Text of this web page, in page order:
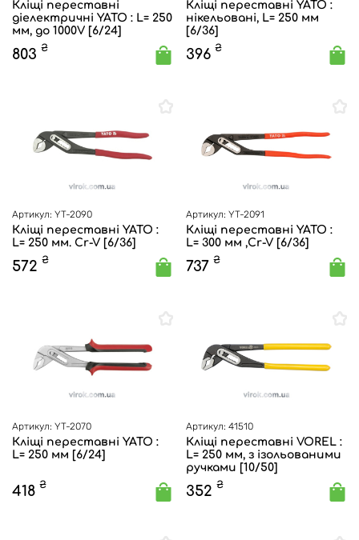
Кліщі переставні
діелектричні YATO : L= 250
мм, до 1000V [6/24]
803 ₴
Кліщі переставні YATO :
нікельовані, L= 250 мм
[6/36]
396 ₴
Артикул: YT-2090
Кліщі переставні YATO :
L= 250 мм. Cr-V [6/36]
572 ₴
Артикул: YT-2091
Кліщі переставні YATO :
L= 300 мм ,Cr-V [6/36]
737 ₴
Артикул: YT-2070
Кліщі переставні YATO :
L= 250 мм [6/24]
418 ₴
Артикул: 41510
Кліщі переставні VOREL :
L= 250 мм, з ізольованими
ручками [10/50]
352 ₴